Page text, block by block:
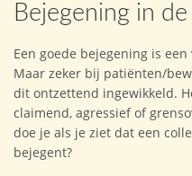
Bejegening in
Een goede bejegening is
Maar zeker bij patiënten/
dit ontzettend ingewikkeld.
claimend, agressief of
doe je als je ziet dat een
bejegent?